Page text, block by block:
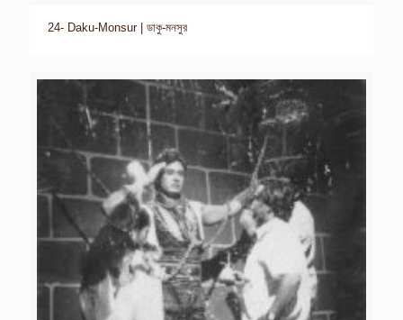
24- Daku-Monsur | ডাকু-মনসুর